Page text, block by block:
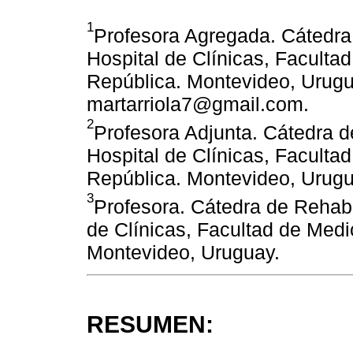
1Profesora Agregada.
Hospital de Clínicas,
República. Montevideo,
martarriola7@gmail.com.
2Profesora Adjunta. Cátedra
Hospital de Clínicas,
República. Montevideo,
3Profesora. Cátedra de
de Clínicas, Facultad de
Montevideo, Uruguay.
RESUMEN: